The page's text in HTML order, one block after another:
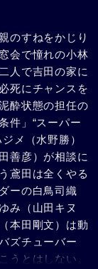
のすねをかじり
会で憧れの小林
人で吉田の家に
死にチャンスを
酔状態の担任の
件」“スーパー
メ（水野勝）
善彦）が相談に
鳶田は全くやる
ーの白鳥司織
み（山田キヌ
本田剛文）は動
ズチューバー
うとはしない。